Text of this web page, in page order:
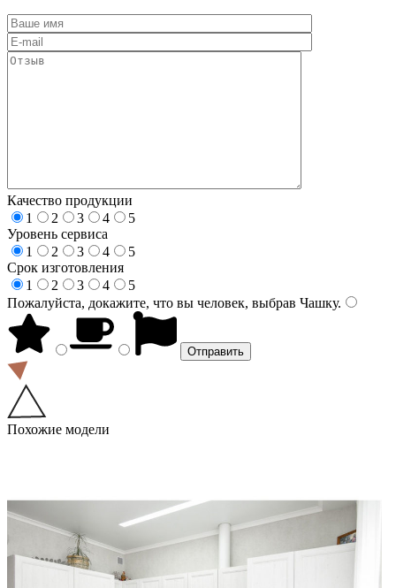
Качество продукции
1
2 3 4
5
Уровень сервиса
1
2 3 4
5
Срок изготовления
1
2 3 4
5
Пожалуйста, докажите, что вы человек, выбрав Чашку.
Похожие модели